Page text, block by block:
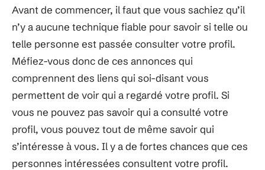
Avant de commencer, il faut que vous sachiez qu’il
n’y a aucune technique fiable pour savoir si telle ou
telle personne est passée consulter votre profil.
Méfiez-vous donc de ces annonces qui
comprennent des liens qui soi-disant vous
permettent de voir qui a regardé votre profil. Si
vous ne pouvez pas savoir qui a consulté votre
profil, vous pouvez tout de même savoir qui
s’intéresse à vous. Il y a de fortes chances que ces
personnes intéressées consultent votre profil.